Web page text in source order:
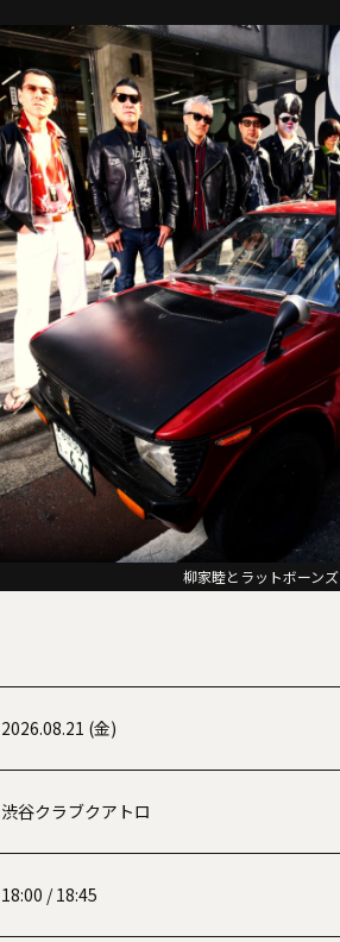
柳家睦とラットボーンズ
2026.08.21 (金)
渋谷クラブクアトロ
18:00 / 18:45